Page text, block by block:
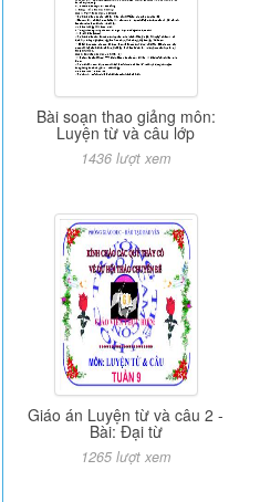
Bài soạn thao giảng môn:
Luyện từ và câu lớp
1436 lượt xem
Giáo án Luyện từ và câu 2 -
Bài: Đại từ
1265 lượt xem